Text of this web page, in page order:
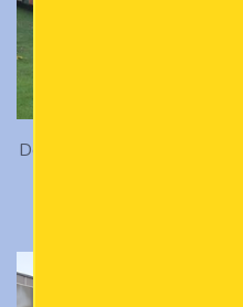
De 749 komt buiten dienst
van